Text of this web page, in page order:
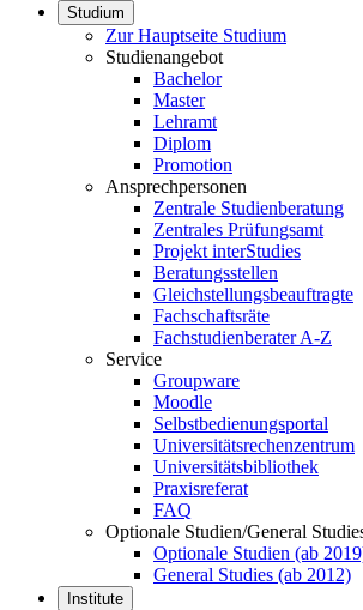
Studium
Zur Hauptseite Studium
Studienangebot
Bachelor
Master
Lehramt
Diplom
Promotion
Ansprechpersonen
Zentrale Studienberatung
Zentrales Prüfungsamt
Projekt interStudies
Beratungsstellen
Gleichstellungsbeauftragte
Fachschaftsräte
Fachstudienberater A-Z
Service
Groupware
Moodle
Selbstbedienungsportal
Universitätsrechenzentrum
Universitätsbibliothek
Praxisreferat
FAQ
Optionale Studien/General
Optionale Studien (ab
General Studies (ab 2012)
Institute